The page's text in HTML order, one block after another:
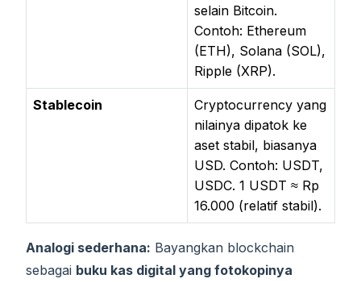
selain Bitcoin.
Contoh: Ethereum
(ETH), Solana (SOL),
Ripple (XRP).
Stablecoin
Cryptocurrency yang
nilainya dipatok ke
aset stabil, biasanya
USD. Contoh: USDT,
USDC. 1 USDT ≈ Rp
16.000 (relatif stabil).
Analogi sederhana: Bayangkan blockchain
sebagai buku kas digital yang fotokopinya